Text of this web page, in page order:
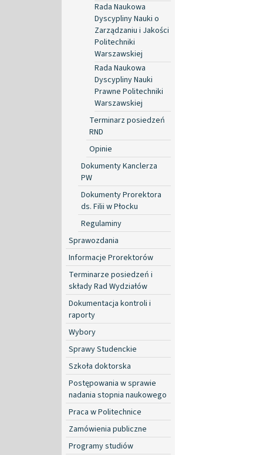
Rada Naukowa
Dyscypliny Nauki o
Zarządzaniu i Jakości
Politechniki
Warszawskiej
Rada Naukowa
Dyscypliny Nauki
Prawne Politechniki
Warszawskiej
Terminarz posiedzeń
RND
Opinie
Dokumenty Kanclerza
PW
Dokumenty Prorektora
ds. Filii w Płocku
Regulaminy
Sprawozdania
Informacje Prorektorów
Terminarze posiedzeń i
składy Rad Wydziałów
Dokumentacja kontroli i
raporty
Wybory
Sprawy Studenckie
Szkoła doktorska
Postępowania w sprawie
nadania stopnia naukowego
Praca w Politechnice
Zamówienia publiczne
Programy studiów